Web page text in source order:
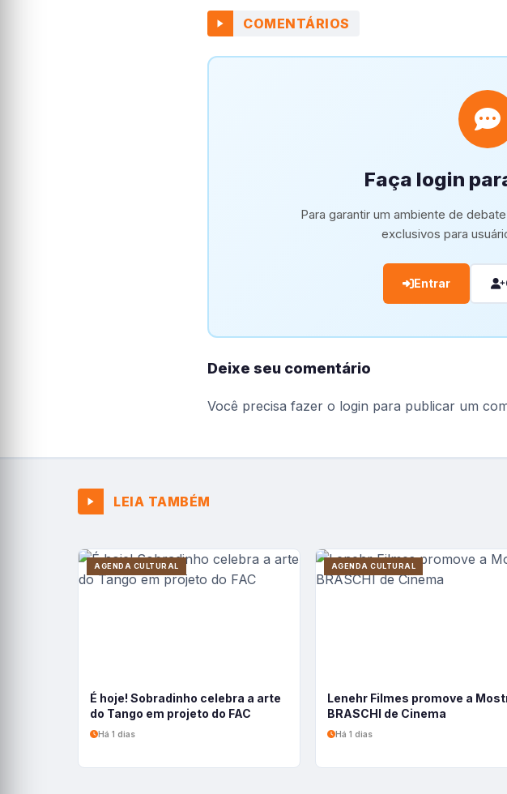
COMENTÁRIOS
Faça login
Para garantir um ambiente de
exclusivos para
Entrar
Deixe seu comentário
Você precisa fazer o login para publicar um
LEIA TAMBÉM
AGENDA CULTURAL
É hoje! Sobradinho celebra a arte
do Tango em projeto do FAC
Há 1 dias
AGENDA CULTURAL
Lenehr Filmes promove a
BRASCHI de Cinema
Há 1 dias